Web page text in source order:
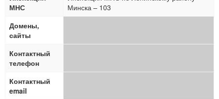
МНС
Минска – 103
Домены,
сайты
Контактный
телефон
Контактный
email